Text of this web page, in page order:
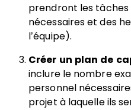
prendront les tâches
nécessaires et des
l’équipe).
Créer un plan de
inclure le nombre
personnel
projet à laquelle ils